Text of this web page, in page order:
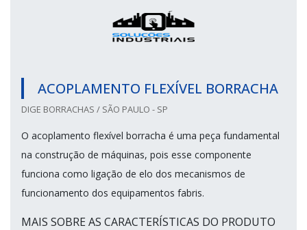
ACOPLAMENTO FLEXÍVEL BORRACHA
DIGE BORRACHAS / SÃO PAULO - SP
O acoplamento flexível borracha é uma peça fundamental
na construção de máquinas, pois esse componente
funciona como ligação de elo dos mecanismos de
funcionamento dos equipamentos fabris.
MAIS SOBRE AS CARACTERÍSTICAS DO PRODUTO